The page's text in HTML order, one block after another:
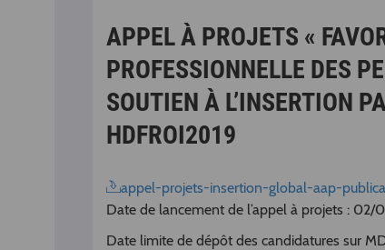
APPEL À PROJETS «
PROFESSIONNELLE DES
SOUTIEN À L’INSERTION
HDFROI2019
appel-projets-insertion-global-aap-
Date de lancement de l’appel à projets : 02/
Date limite de dépôt des candidatures sur